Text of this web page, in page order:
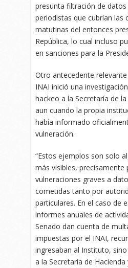
presunta filtración de
periodistas que cubrían las
matutinas del entonces
República, lo cual incluso
en sanciones para la
Otro antecedente
INAI inició una
hackeo a la Secretaría de
aun cuando la propia
había informado
vulneración.
“Estos ejemplos son solo
más visibles, precisamente
vulneraciones graves a
cometidas tanto por
particulares. En el caso de
informes anuales de
Senado dan cuenta de
impuestas por el INAI,
ingresaban al Instituto,
a la Secretaría de Hacienda